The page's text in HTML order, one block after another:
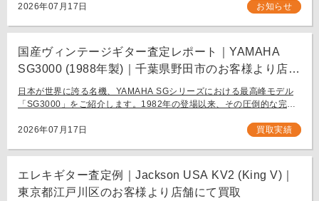
ち込み査定も大歓迎です。
2026年07月17日 お知らせ
国産ヴィンテージギター査定レポート｜YAMAHA
SG3000 (1988年製)｜千葉県野田市のお客様より店舗
にて買取
日本が世界に誇る名機、YAMAHA SGシリーズにおける最高峰モデル
「SG3000」をご紹介します。1982年の登場以来、その圧倒的な完成
フラッグシップモデル […]
2026年07月17日 買取実績
エレキギター査定例｜Jackson USA KV2 (King V)｜
東京都江戸川区のお客様より店舗にて買取